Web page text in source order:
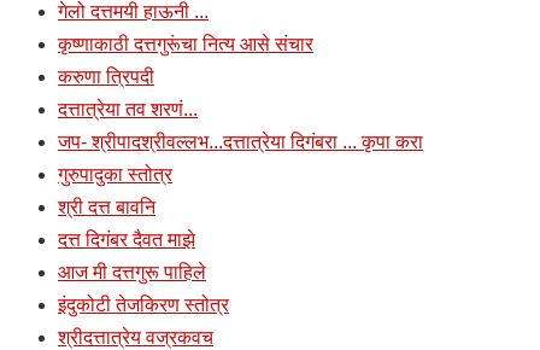
गेलो दत्तमयी हाऊनी ...
कृष्णाकाठी दत्तगुरूंचा नित्य आसे संचार
करुणा त्रिपदी
दत्तात्रेया तव शरणं...
जप- श्रीपादश्रीवल्लभ...दत्तात्रेया दिगंबरा ... कृपा करा
गुरुपादुका स्तोत्र
श्री दत्त बावनि
दत्त दिगंबर दैवत माझे
आज मी दत्तगुरू पाहिले
इंदुकोटी तेजकिरण स्तोत्र
श्रीदत्तात्रेय वज्रकवच